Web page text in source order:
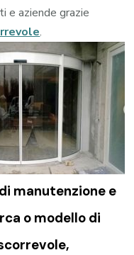
e aziende grazie
.
manutenzione e
o modello di